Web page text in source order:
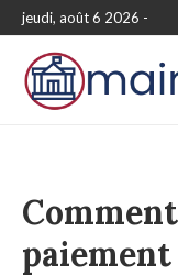
jeudi, août 6 2026 -